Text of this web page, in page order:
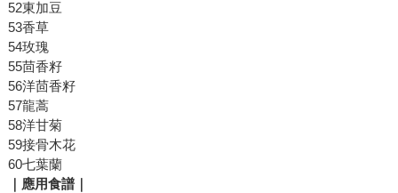
52東加豆
53香草
54玫瑰
55茴香籽
56洋茴香籽
57龍蒿
58洋甘菊
59接骨木花
60七葉蘭
｜應用食譜｜